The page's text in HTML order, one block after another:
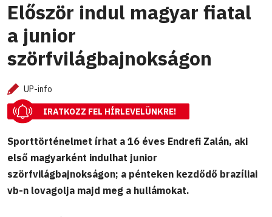
Először indul magyar fiatal
a junior
szörfvilágbajnokságon
UP-info
IRATKOZZ FEL HÍRLEVELÜNKRE!
Sporttörténelmet írhat a 16 éves Endrefi Zalán, aki
első magyarként indulhat junior
szörfvilágbajnokságon; a pénteken kezdődő brazíliai
vb-n lovagolja majd meg a hullámokat.